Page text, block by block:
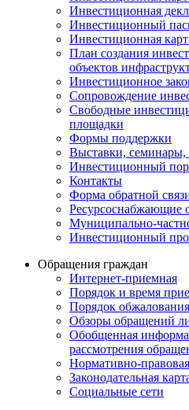
Инвестиционная
Инвестиционный
Инвестиционная
План создания
объектов
Инвестиционное
Сопровождение
Свободные
площадки
Формы поддержки
Выставки,
Инвестиционный
Контакты
Форма обратной
Ресурсоснабжающие
Муниципально-
Инвестиционный
Обращения граждан
Интернет-приемная
Порядок и время
Порядок обжалования
Обзоры обращений
Обобщенная
рассмотрения
Нормативно-правовая
Законодательная
Социальные сети